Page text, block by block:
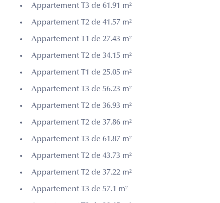
Appartement T3 de 61.91 m²
Appartement T2 de 41.57 m²
Appartement T1 de 27.43 m²
Appartement T2 de 34.15 m²
Appartement T1 de 25.05 m²
Appartement T3 de 56.23 m²
Appartement T2 de 36.93 m²
Appartement T2 de 37.86 m²
Appartement T3 de 61.87 m²
Appartement T2 de 43.73 m²
Appartement T2 de 37.22 m²
Appartement T3 de 57.1 m²